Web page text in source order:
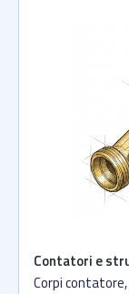
Contatori e
Corpi